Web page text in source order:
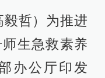
哲）为推进
生急救素养
办公厅印发